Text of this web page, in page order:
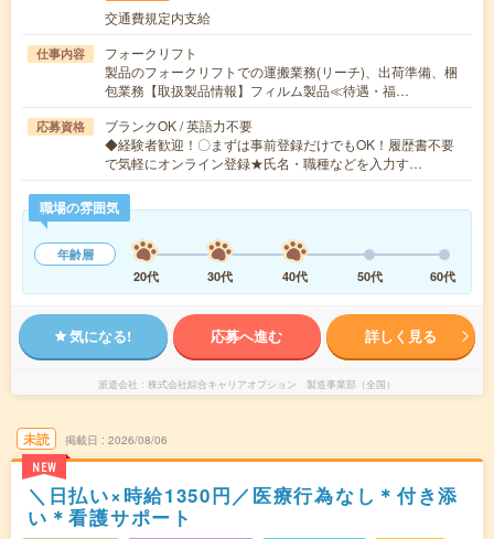
交通費規定内支給
仕事内容
フォークリフト
製品のフォークリフトでの運搬業務(リーチ)、出荷準備、梱
包業務【取扱製品情報】フィルム製品≪待遇・福…
応募資格
ブランクOK / 英語力不要
◆経験者歓迎！〇まずは事前登録だけでもOK！履歴書不要
で気軽にオンライン登録★氏名・職種などを入力す…
職場の雰囲気
年齢層
20代
30代 40代 50代 60代
気になる! 応募へ進む 詳しく見る
派遣会社 株式会社綜合キャリアオプション 製造事業部（全国）
未読
NEW
掲載日 2026/08/06
＼日払い×時給1350円／医療行為なし＊付き添
い＊看護サポート